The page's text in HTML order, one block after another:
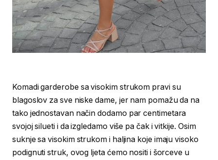
Komadi garderobe sa visokim strukom pravi su
blagoslov za sve niske dame, jer nam pomažu da na
tako jednostavan način dodamo par centimetara
svojoj silueti i da izgledamo više pa čak i vitkije. Osim
suknje sa visokim strukom i haljina koje imaju visoko
podignuti struk, ovog ljeta ćemo nositi i šorceve u